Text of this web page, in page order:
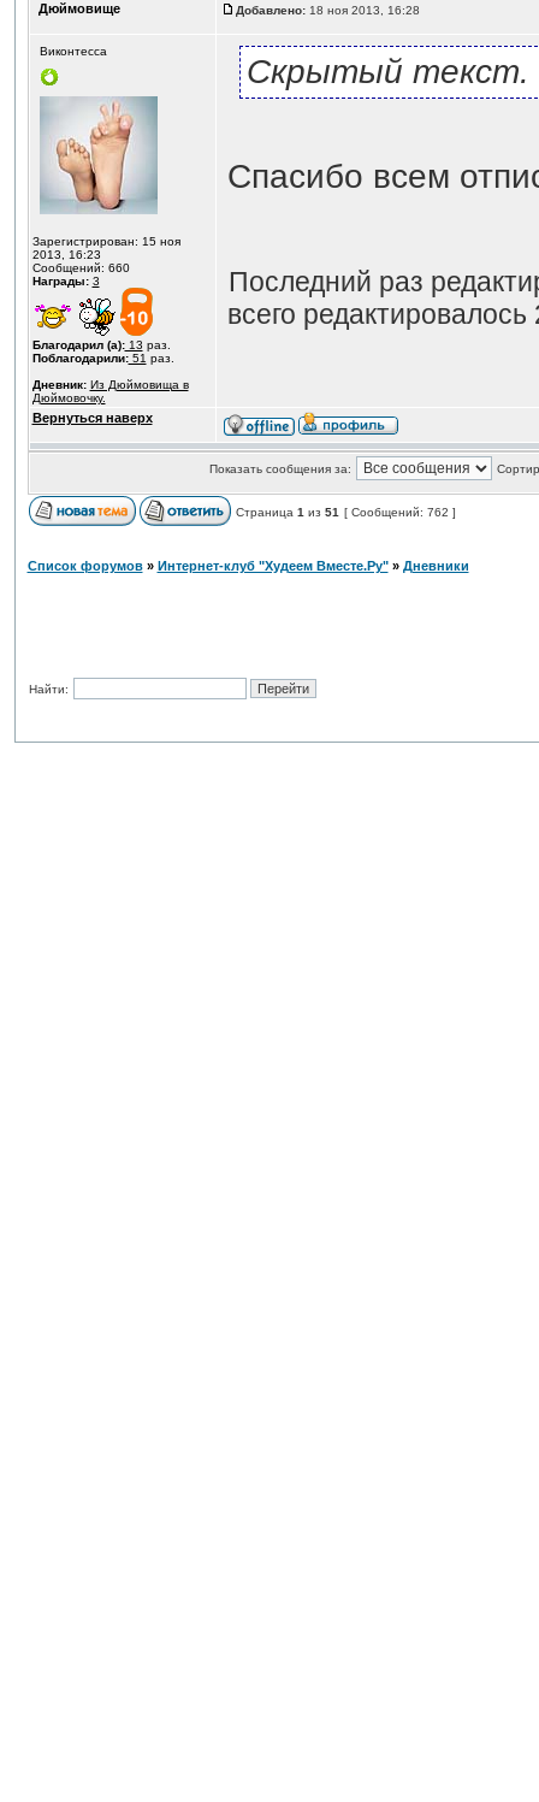
Дюймовище Добавлено:18 ноя 2013, 16:28
Виконтесса
Зарегистрирован: 15 ноя
2013, 16:23
Сообщений: 660
Награды: 3
Благодарил (а):13 раз.
Поблагодарили:51 раз.
Дневник: Из Дюймовища в
Дюймовочку.
Скрытый текст.
Спасибо всем
Последний раз
всего редактировалось
Вернуться наверх
Показать сообщения за:
Страница 1 из 51 [ Сообщений: 762 ]
Список форумов» Интернет-клуб "Худеем Вместе.Ру"» Дневники
Найти: